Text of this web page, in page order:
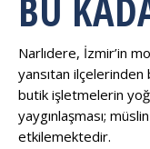
Narlıdere, İzmir’in
yansıtan ilçelerinden
butik işletmelerin
yaygınlaşması;
etkilemektedir.